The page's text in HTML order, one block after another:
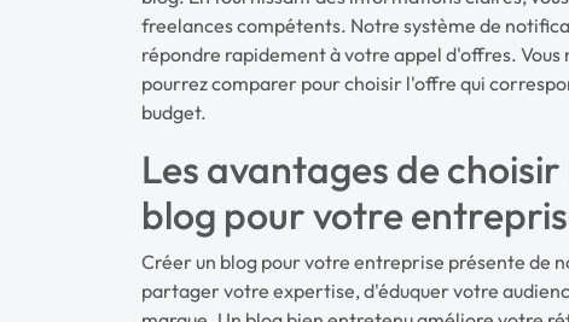
freelances compétents. Notre système de
répondre rapidement à votre appel d'offres. Vous
pourrez comparer pour choisir l'offre qui
budget.
Les avantages de
blog pour votre
Créer un blog pour votre entreprise présente de
partager votre expertise, d'éduquer votre